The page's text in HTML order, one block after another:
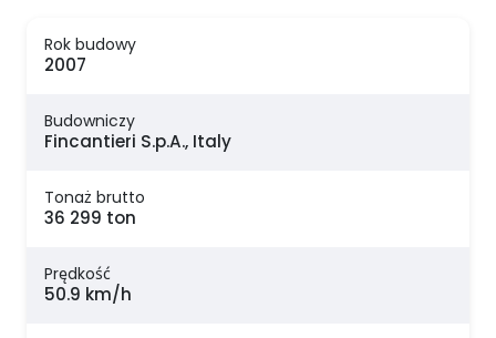
Rok budowy
2007
Budowniczy
Fincantieri S.p.A., Italy
Tonaż brutto
36 299 ton
Prędkość
50.9 km/h